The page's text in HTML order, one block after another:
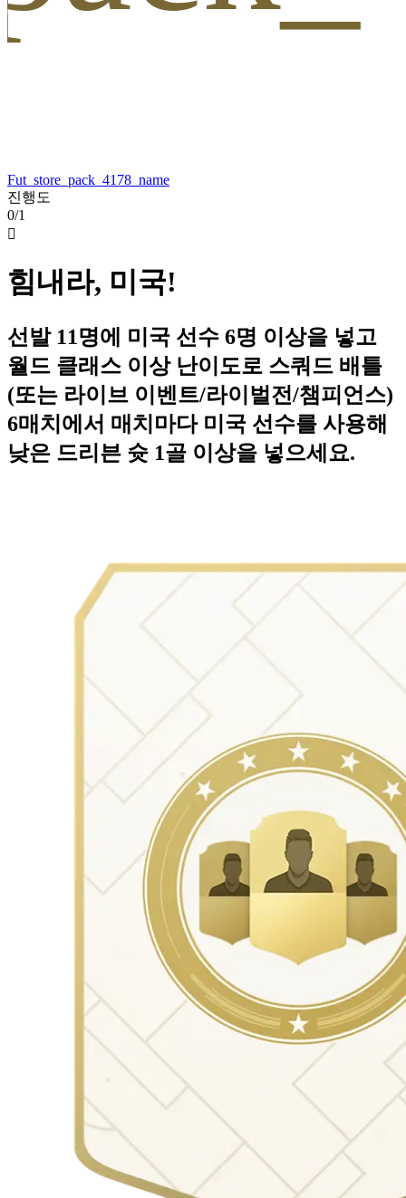
Fut_store_pack_4178_name
진행도
0/1

힘내라, 미국!
선발 11명에 미국 선수 6명 이상을 넣고
월드 클래스 이상 난이도로 스쿼드 배틀
(또는 라이브 이벤트/라이벌전/챔피언스)
6매치에서 매치마다 미국 선수를 사용해
낮은 드리븐 슛 1골 이상을 넣으세요.